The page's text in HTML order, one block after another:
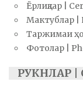
Ёрлиқлар |
Мактублар |
Таржимаи
Фотолар |
РУКНЛАР |